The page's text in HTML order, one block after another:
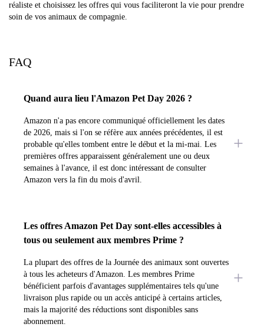
réaliste et choisissez les offres qui vous faciliteront la vie pour prendre
soin de vos animaux de compagnie.
FAQ
Quand aura lieu l'Amazon Pet Day 2026 ?
Amazon n'a pas encore communiqué officiellement les dates
de 2026, mais si l'on se réfère aux années précédentes, il est
probable qu'elles tombent entre le début et la mi-mai. Les
premières offres apparaissent généralement une ou deux
semaines à l'avance, il est donc intéressant de consulter
Amazon vers la fin du mois d'avril.
Les offres Amazon Pet Day sont-elles accessibles à
tous ou seulement aux membres Prime ?
La plupart des offres de la Journée des animaux sont ouvertes
à tous les acheteurs d'Amazon. Les membres Prime
bénéficient parfois d'avantages supplémentaires tels qu'une
livraison plus rapide ou un accès anticipé à certains articles,
mais la majorité des réductions sont disponibles sans
abonnement.